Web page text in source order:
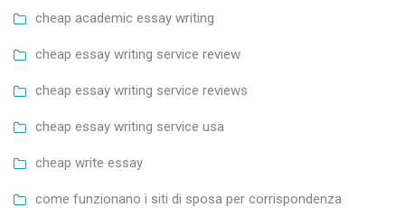
cheap academic essay writing
cheap essay writing service review
cheap essay writing service reviews
cheap essay writing service usa
cheap write essay
come funzionano i siti di sposa per corrispondenza